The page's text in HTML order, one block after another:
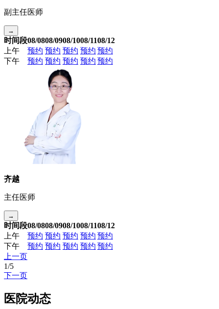
副主任医师
→
时间段08/0808/0908/1008/1108/12
上午
预约 预约 预约 预约 预约
下午
预约 预约 预约 预约 预约
齐越
主任医师
→
时间段08/0808/0908/1008/1108/12
上午
预约 预约 预约 预约 预约
下午
预约 预约 预约 预约 预约
上一页
1/5
下一页
医院动态